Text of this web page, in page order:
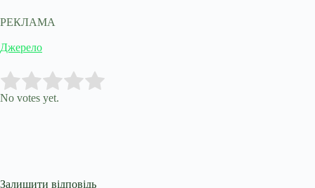
РЕКЛАМА
Джерело
Rate this item:
No votes yet.
Залишити відповідь